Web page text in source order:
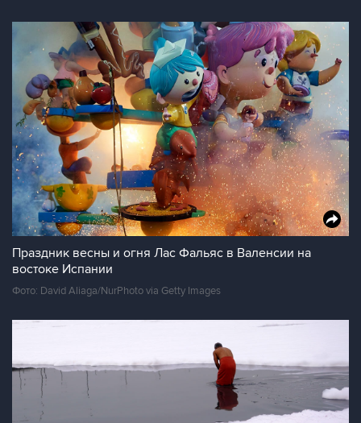
Праздник весны и огня Лас Фальяс в Валенсии на
востоке Испании
Фото: David Aliaga/NurPhoto via Getty Images